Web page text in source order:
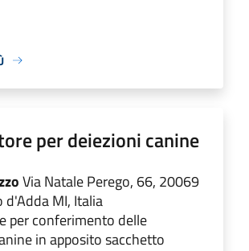
per deiezioni canine
Via Natale Perego, 66, 20069
d'Adda MI, Italia
per conferimento delle
in apposito sacchetto